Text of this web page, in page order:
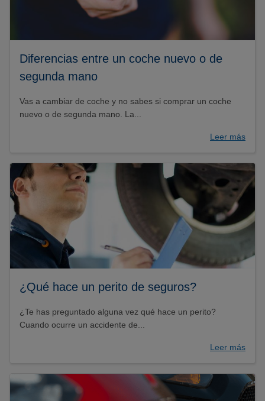
Diferencias entre un coche nuevo o de
segunda mano
Vas a cambiar de coche y no sabes si comprar un coche
nuevo o de segunda mano. La...
Leer más
¿Qué hace un perito de seguros?
¿Te has preguntado alguna vez qué hace un perito?
Cuando ocurre un accidente de...
Leer más